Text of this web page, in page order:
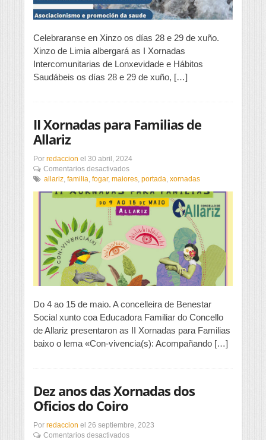
Celebraranse en Xinzo os días 28 e 29 de xuño.
Xinzo de Limia albergará as I Xornadas
Intercomunitarias de Lonxevidade e Hábitos
Saudábeis os días 28 e 29 de xuño, […]
II Xornadas para Familias de
Allariz
Por redaccion el 30 abril, 2024
Comentarios desactivadosen
II
para
Familias
de
Allariz
allariz familia fogar, maiores portada xornadas
Do 4 ao 15 de maio. A concelleira de Benestar
Social xunto coa Educadora Familiar do Concello
de Allariz presentaron as II Xornadas para Familias
baixo o lema «Con-vivencia(s): Acompañando […]
Dez anos das Xornadas dos
Oficios do Coiro
Por redaccion el 26 septiembre, 2023
Comentarios desactivadosen